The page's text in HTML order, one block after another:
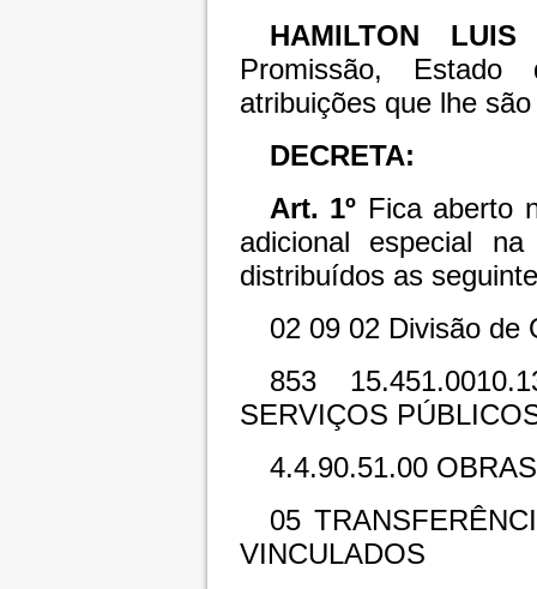
HAMILTON
Promissão,
atribuições que lhe
DECRETA:
Art. 1º Fica aberto
adicional especial
distribuídos as
02 09 02 Divisão de
853
SERVIÇOS
4.4.90.51.00
05
VINCULADOS